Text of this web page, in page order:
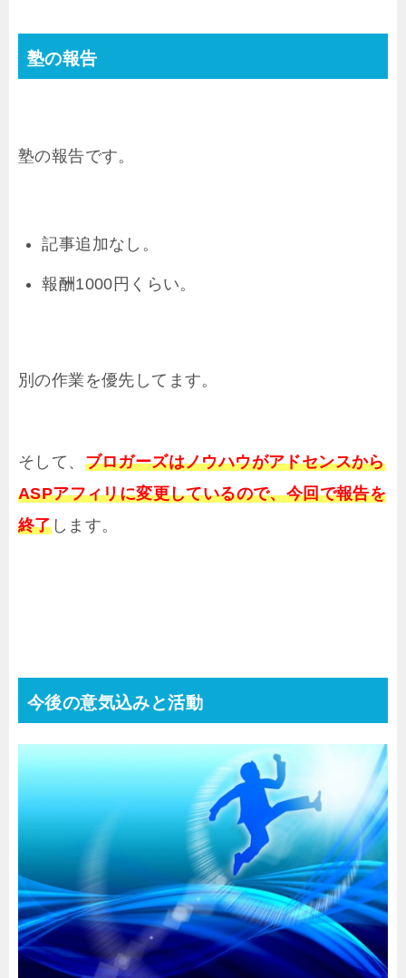
塾の報告
塾の報告です。
記事追加なし。
報酬1000円くらい。
別の作業を優先してます。
そして、 ブロガーズはノウハウがアドセンスから
ASPアフィリに変更しているので、今回で報告を
終了します。
今後の意気込みと活動